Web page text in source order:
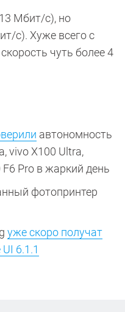
Мбит/с), но
с). Хуже всего с
чуть более 4
автономность
vivo X100 Ultra,
F6 Pro в жаркий день
фотопринтер
уже скоро получат
6.1.1